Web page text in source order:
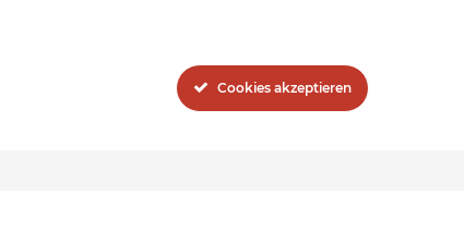
Cookies akzeptieren